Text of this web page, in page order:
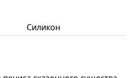
Силикон